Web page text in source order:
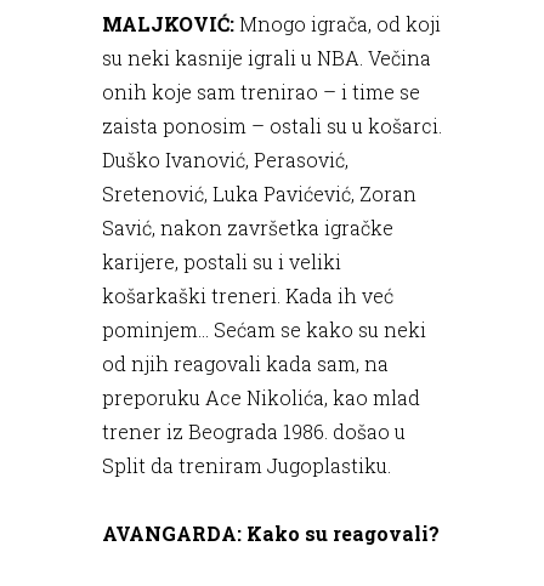
MALJKOVIĆ:Mnogo igrača, od koji
su neki kasnije igrali u NBA. Večina
onih koje sam trenirao – i time se
zaista ponosim – ostali su u košarci.
Duško Ivanović, Perasović,
Sretenović, Luka Pavićević, Zoran
Savić, nakon završetka igračke
karijere, postali su i veliki
košarkaški treneri. Kada ih već
pominjem… Sećam se kako su neki
od njih reagovali kada sam, na
preporuku Ace Nikolića, kao mlad
trener iz Beograda 1986. došao u
Split da treniram Jugoplastiku.
AVANGARDA: Kako su reagovali?